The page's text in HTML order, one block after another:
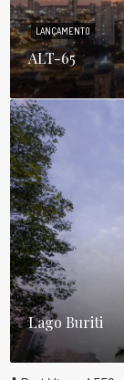
LANÇAMENTO
ALT-65
Lago Buriti